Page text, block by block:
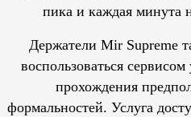
пика и каждая минута
Держатели Mir Supreme
воспользоваться сервисом
прохождения
формальностей. Услуга